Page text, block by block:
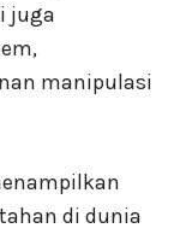
juga
manipulasi
di dunia